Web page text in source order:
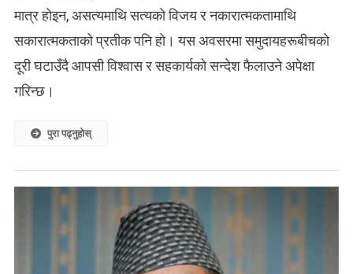
मात्र होइन, असत्यमाथि सत्यको विजय र नकारात्मकतामाथि
सकारात्मकताको प्रतीक पनि हो। यस अवसरमा समुदायहरूबीचको
दूरी घटाउँदै आपसी विश्वास र सहकार्यको सन्देश फैलाउने अपेक्षा
गरिन्छ।
पुरा पढ्नुहोस्